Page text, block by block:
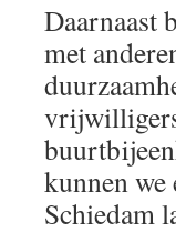
Daarnaast
met
kunnen we
Schiedam